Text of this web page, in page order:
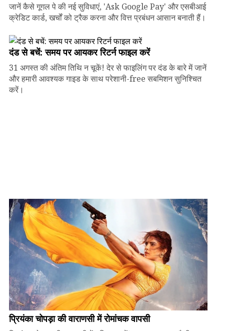
जानें कैसे गूगल पे की नई सुविधाएं, 'Ask Google Pay' और एसबीआई
क्रेडिट कार्ड, खर्चों को ट्रैक करना और वित्त प्रबंधन आसान बनाती हैं।
दंड से बचें: समय पर आयकर रिटर्न फाइल करें
31 अगस्त की अंतिम तिथि न चूकें! देर से फाइलिंग पर दंड के बारे में जानें
और हमारी आवश्यक गाइड के साथ परेशानी-free सबमिशन सुनिश्चित
करें।
प्रियंका चोपड़ा की वाराणसी में रोमांचक वापसी